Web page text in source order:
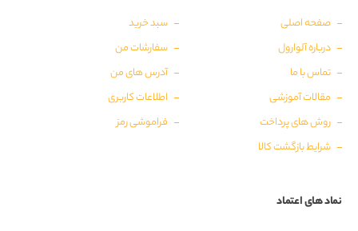
صفحه اصلی
درباره آلوارول
تماس با ما
مقالات آموزشی
روش های پرداخت
شرایط بازگشت کالا
سبد خرید
سفارشات من
آدرس های من
اطلاعات کاربری
فراموشی رمز
نماد های اعتماد